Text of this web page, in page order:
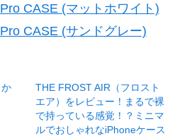
CASE (マットホワイト)
CASE (サンドグレー)
THE FROST AIR（フロスト
エア）をレビュー！まるで裸
で持っている感覚！？ミニマ
ルでおしゃれなiPhoneケース